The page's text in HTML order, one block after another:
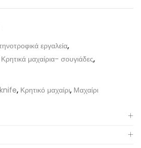
εργαλεία,
Κρητικά μαχαίρια- σουγιάδες,
knife, Κρητικό μαχαίρι, Μαχαίρι